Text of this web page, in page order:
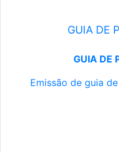
GUIA DE
GUIA DE
Emissão de guia